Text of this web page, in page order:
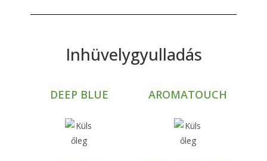
Inhüvelygyulladás
DEEP BLUE AROMATOUCH